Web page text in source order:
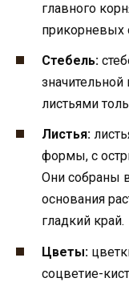
главного
прикорневых
Стебель:
листьями
Листья:
формы, с
Они собраны
основания
гладкий край.
Цветы:
соцветие-